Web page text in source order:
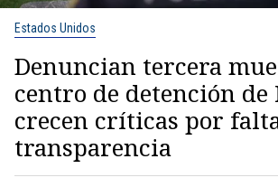
Estados Unidos
Denuncian tercera
centro de detención de
crecen críticas por
transparencia